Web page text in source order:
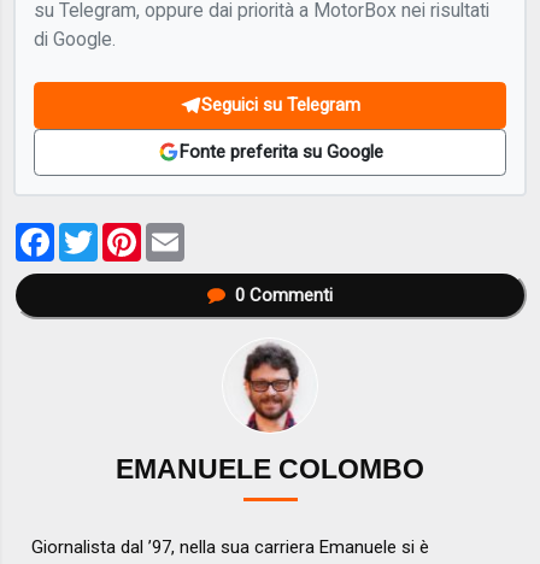
su Telegram, oppure dai priorità a MotorBox nei risultati
di Google.
Seguici su Telegram
Fonte preferita su Google
Facebook
TwitterPinterest
0Commenti
EMANUELE COLOMBO
Giornalista dal ’97, nella sua carriera Emanuele si è